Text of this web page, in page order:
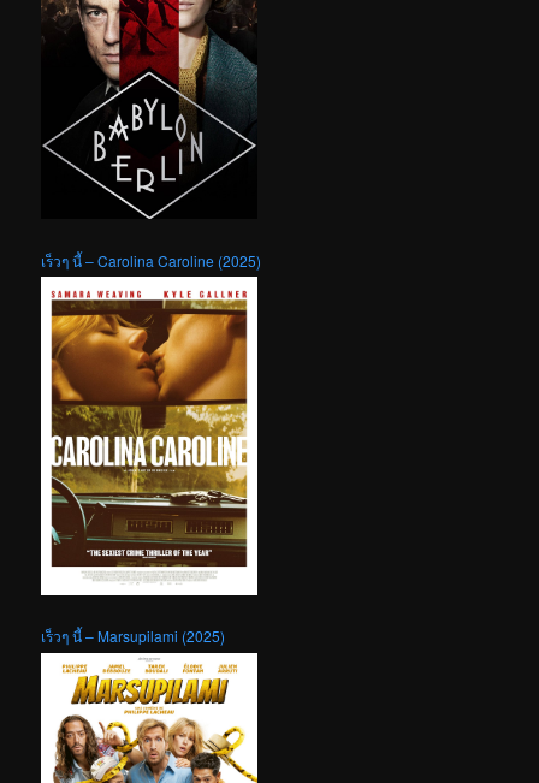
เร็วๆ นี้ – Carolina Caroline (2025)
เร็วๆ นี้ – Marsupilami (2025)